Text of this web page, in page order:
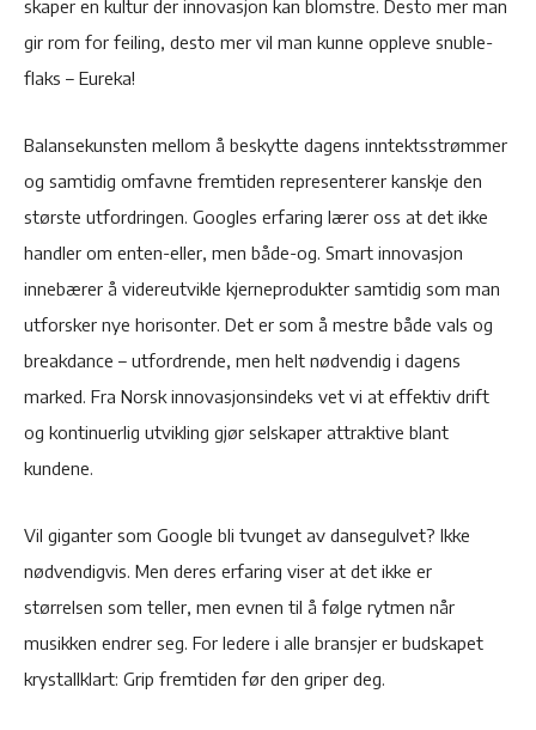
skaper en kultur der innovasjon kan blomstre. Desto mer man
gir rom for feiling, desto mer vil man kunne oppleve snuble-
flaks – Eureka!
Balansekunsten mellom å beskytte dagens inntektsstrømmer
og samtidig omfavne fremtiden representerer kanskje den
største utfordringen. Googles erfaring lærer oss at det ikke
handler om enten-eller, men både-og. Smart innovasjon
innebærer å videreutvikle kjerneprodukter samtidig som man
utforsker nye horisonter. Det er som å mestre både vals og
breakdance – utfordrende, men helt nødvendig i dagens
marked. Fra Norsk innovasjonsindeks vet vi at effektiv drift
og kontinuerlig utvikling gjør selskaper attraktive blant
kundene.
Vil giganter som Google bli tvunget av dansegulvet? Ikke
nødvendigvis. Men deres erfaring viser at det ikke er
størrelsen som teller, men evnen til å følge rytmen når
musikken endrer seg. For ledere i alle bransjer er budskapet
krystallklart: Grip fremtiden før den griper deg.